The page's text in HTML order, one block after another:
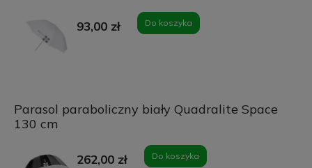
93,00 zł Do koszyka
Parasol paraboliczny biały Quadralite Space
130 cm
262,00 zł Do koszyka